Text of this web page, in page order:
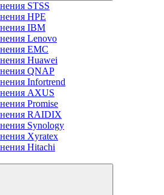
STSS
HPE
IBM
Lenovo
EMC
Huawei
QNAP
Infortrend
AXUS
Promise
RAIDIX
Synology
Xyratex
Hitachi